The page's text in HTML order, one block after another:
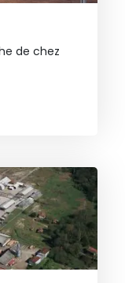
de chez